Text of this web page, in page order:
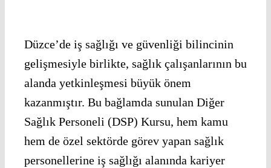
Düzce’de iş sağlığı ve güvenliği bilincinin
gelişmesiyle birlikte, sağlık çalışanlarının bu
alanda yetkinleşmesi büyük önem
kazanmıştır. Bu bağlamda sunulan Diğer
Sağlık Personeli (DSP) Kursu, hem kamu
hem de özel sektörde görev yapan sağlık
personellerine iş sağlığı alanında kariyer